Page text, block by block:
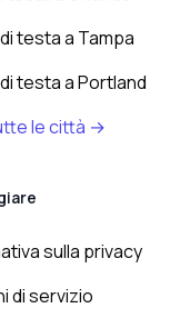
testa a Tampa
testa a Portland
le città →
sulla privacy
di servizio